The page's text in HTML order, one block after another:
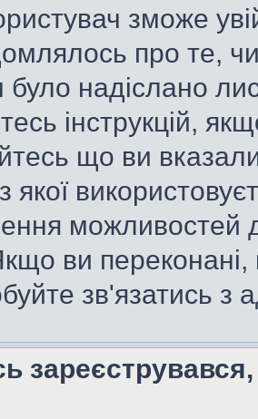
зможе
про те,
надіслано
інструкцій,
що ви
якої
можливостей
ви
зв'язатись з